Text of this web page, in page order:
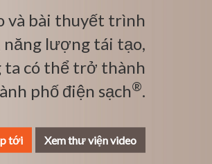
và bài thuyết trình
lượng tái tạo,
ta có thể trở thành
phố điện sạch®.
tới Xem thư viện video